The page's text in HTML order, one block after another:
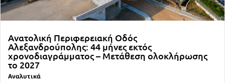
Ανατολική Περιφερειακή Οδός
Αλεξανδρούπολης: 44 μήνες εκτός
χρονοδιαγράμματος – Μετάθεση ολοκλήρωσης
το 2027
Αναλυτικά